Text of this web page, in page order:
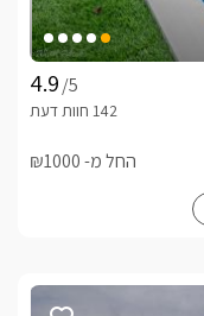
/5
החל מ- ₪1000